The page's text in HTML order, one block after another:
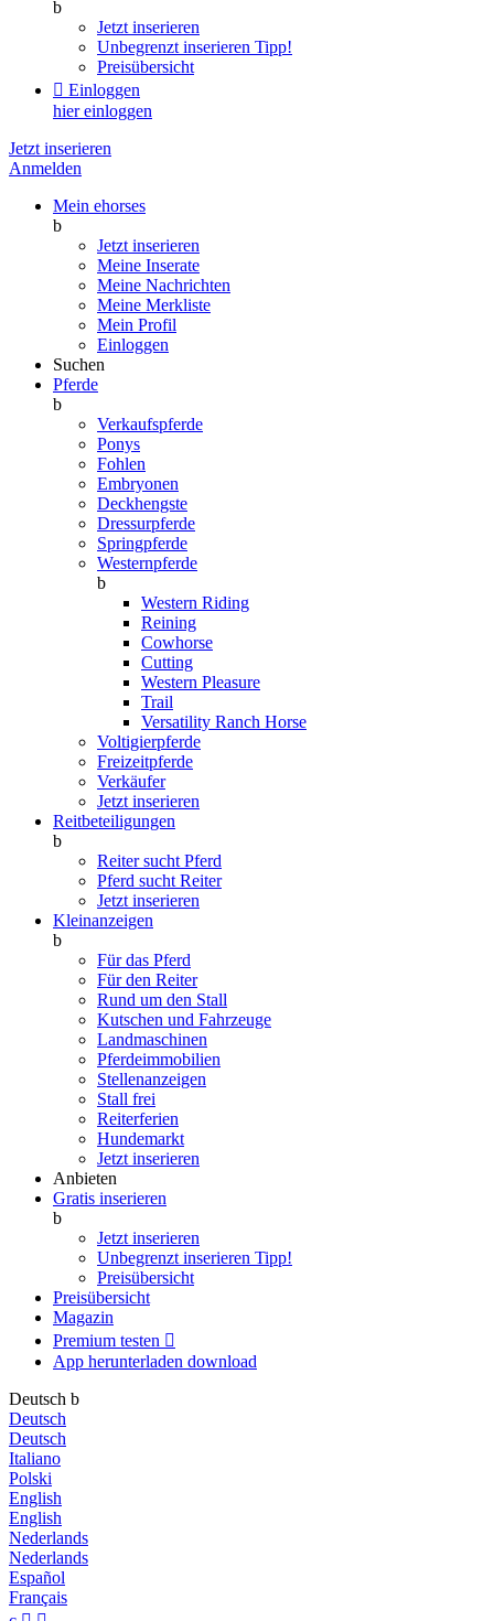
b
Jetzt inserieren
Unbegrenzt inserieren Tipp!
Preisübersicht
 Einloggen
hier einloggen
Jetzt inserieren
Anmelden
Mein ehorses
b
Jetzt inserieren
Meine Inserate
Meine Nachrichten
Meine Merkliste
Mein Profil
Einloggen
Suchen
Pferde
b
Verkaufspferde
Ponys
Fohlen
Embryonen
Deckhengste
Dressurpferde
Springpferde
Westernpferde
b
Western Riding
Reining
Cowhorse
Cutting
Western Pleasure
Trail
Versatility Ranch Horse
Voltigierpferde
Freizeitpferde
Verkäufer
Jetzt inserieren
Reitbeteiligungen
b
Reiter sucht Pferd
Pferd sucht Reiter
Jetzt inserieren
Kleinanzeigen
b
Für das Pferd
Für den Reiter
Rund um den Stall
Kutschen und Fahrzeuge
Landmaschinen
Pferdeimmobilien
Stellenanzeigen
Stall frei
Reiterferien
Hundemarkt
Jetzt inserieren
Anbieten
Gratis inserieren
b
Jetzt inserieren
Unbegrenzt inserieren Tipp!
Preisübersicht
Preisübersicht
Magazin
Premium testen 
App herunterladen download
Deutsch b
Deutsch
Deutsch
Italiano
Polski
English
English
Nederlands
Nederlands
Español
Français